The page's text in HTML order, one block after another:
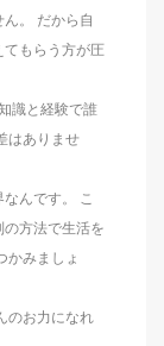
。 だから自
てもらう方が圧
識と経験で誰
はありませ
んです。 こ
方法で生活を
かみましょ
のお力になれ